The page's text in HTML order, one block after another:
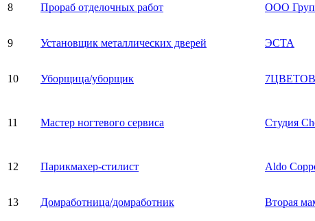
8 Прораб отделочных работ ООО
9 Установщик металлических дверей ЭСТА
10 Уборщица/уборщик 7ЦВЕТОВ
11 Мастер ногтевого сервиса Студия
12 Парикмахер-стилист Aldo
13 Домработница/домработник Вторая